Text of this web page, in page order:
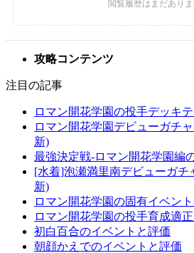
攻略コンテンツ
注目の記事
ロマン開花学園の投手デッキ
ロマン開花学園デビューガチ
新)
最強決定戦-ロマン開花学園編
[水着]泡瀬満里南デビューガチ
新)
ロマン開花学園の固有イベン
ロマン開花学園の投手育成適
初白百合のイベントと評価
朝顔かえでのイベントと評価